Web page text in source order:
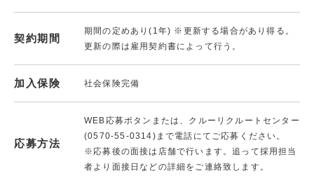
契約期間
期間の定めあり(1年) ※更新する場合があり得る。
更新の際は雇用契約書によって行う。
加入保険 社会保険完備
応募方法
WEB応募ボタンまたは、クルーリクルートセンター
(0570-55-0314)まで電話にてご応募ください。
※応募後の面接は店舗で行います。追って採用担当
者より面接日などの詳細をご連絡致します。